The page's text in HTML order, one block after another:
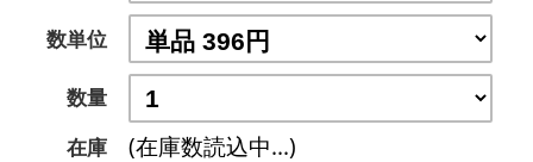
数単位
数量
在庫
(在庫数読込中...)